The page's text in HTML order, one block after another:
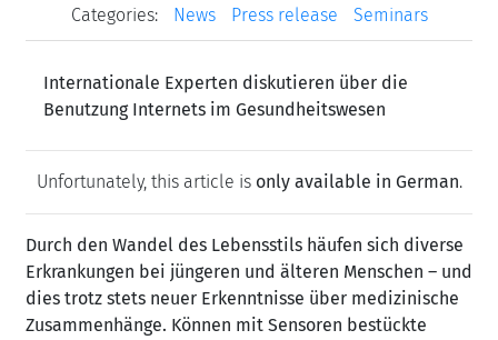
Categories:
News Press release Seminars
Internationale Experten diskutieren über die
Benutzung Internets im Gesundheitswesen
Unfortunately, this article is only available in German.
Durch den Wandel des Lebensstils häufen sich diverse
Erkrankungen bei jüngeren und älteren Menschen – und
dies trotz stets neuer Erkenntnisse über medizinische
Zusammenhänge. Können mit Sensoren bestückte